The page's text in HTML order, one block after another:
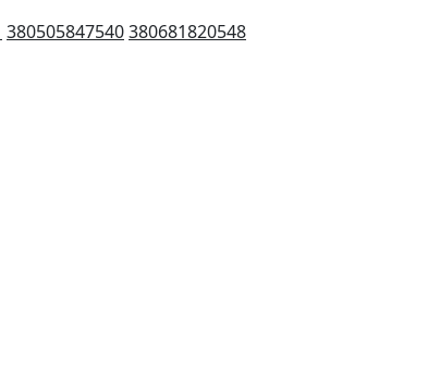
380505847540380681820548